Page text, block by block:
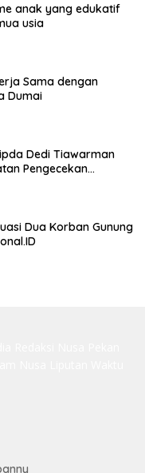
anak yang edukatif
usia
Sama dengan
Dumai
Dedi Tiawarman
Pengecekan
Dua Korban Gunung